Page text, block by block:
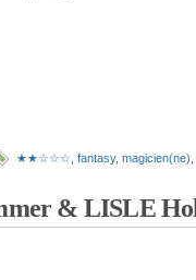
★★☆☆☆ fantasy, magicien(ne)
& LISLE